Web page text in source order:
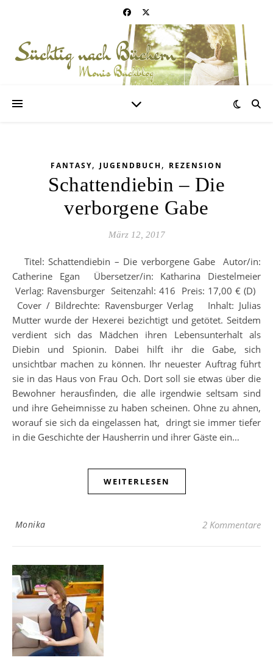
FANTASY, JUGENDBUCH, REZENSION
Schattendiebin – Die
verborgene Gabe
März 12, 2017
Titel: Schattendiebin – Die verborgene Gabe Autor/in:
Catherine Egan Übersetzer/in: Katharina Diestelmeier
Verlag: Ravensburger Seitenzahl: 416 Preis: 17,00 € (D)
Cover / Bildrechte: Ravensburger Verlag Inhalt: Julias
Mutter wurde der Hexerei bezichtigt und getötet. Seitdem
verdient sich das Mädchen ihren Lebensunterhalt als
Diebin und Spionin. Dabei hilft ihr die Gabe, sich
unsichtbar machen zu können. Ihr neuester Auftrag führt
sie in das Haus von Frau Och. Dort soll sie etwas über die
Bewohner herausfinden, die alle irgendwie seltsam sind
und ihre Geheimnisse zu haben scheinen. Ohne zu ahnen,
worauf sie sich da eingelassen hat, dringt sie immer tiefer
in die Geschichte der Hausherrin und ihrer Gäste ein…
WEITERLESEN
Monika 2 Kommentare